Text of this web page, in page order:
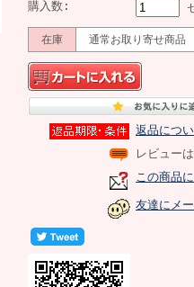
購入数:
在庫 通常お取り寄せ商品
返品につ
レビュー
この商品
友達にメ